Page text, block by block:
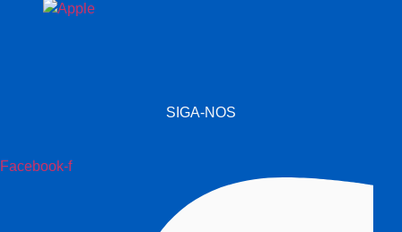
SIGA-NOS
Facebook-f